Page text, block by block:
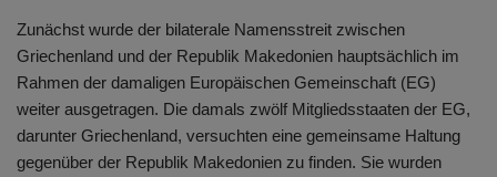
Zunächst wurde der bilaterale Namensstreit zwischen
Griechenland und der Republik Makedonien hauptsächlich im
Rahmen der damaligen Europäischen Gemeinschaft (EG)
weiter ausgetragen. Die damals zwölf Mitgliedsstaaten der EG,
darunter Griechenland, versuchten eine gemeinsame Haltung
gegenüber der Republik Makedonien zu finden. Sie wurden